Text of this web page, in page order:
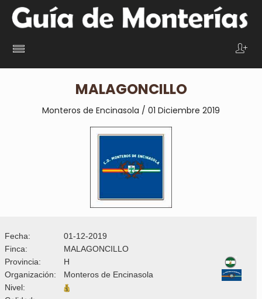
MALAGONCILLO
Monteros de Encinasola / 01 Diciembre 2019
Fecha:
01-12-2019
Finca:
MALAGONCILLO
Provincia:
H
Organización:
Monteros de Encinasola
Nivel: